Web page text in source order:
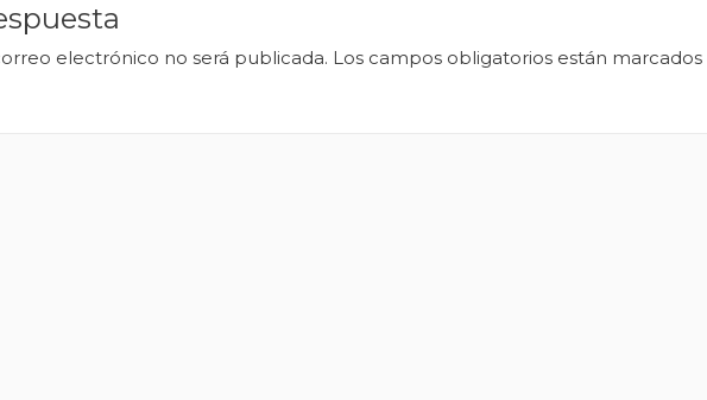
electrónico no será publicada. Los campos obligatorios están